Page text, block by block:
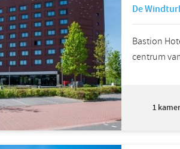
De
Bastion
centrum
1